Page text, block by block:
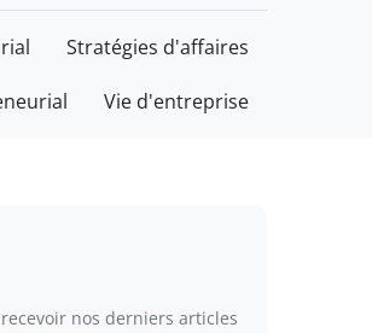
Stratégies d'affaires
Vie d'entreprise
nos derniers articles